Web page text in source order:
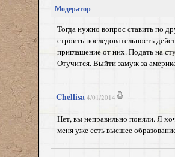
Модератор
Тогда нужно вопрос ставить по
строить последовательность
приглашение от них. Подать на
Отучится. Выйти замуж за
Chellisa 4/01/2014
Нет, вы неправильно поняли. Я
меня уже есть высшее